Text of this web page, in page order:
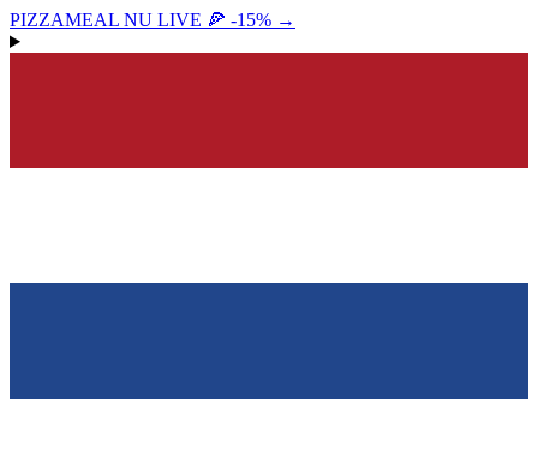
PIZZAMEAL NU LIVE 🍕 -15% →